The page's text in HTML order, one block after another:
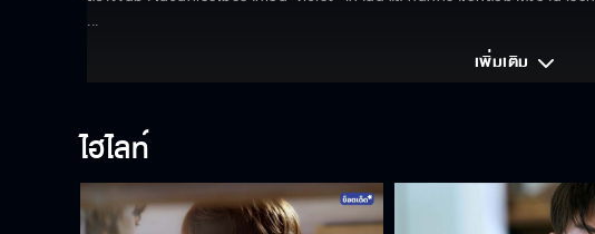
...
เพิ่มเติม
ไฮไลท์